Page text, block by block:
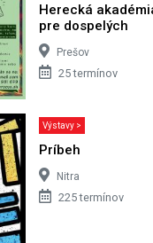
Herecká
pre dospelých
Prešov
25 termínov
Výstavy >
Príbeh
Nitra
225 termínov